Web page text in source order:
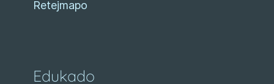
Retejmapo
Edukado